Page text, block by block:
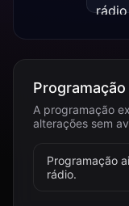
A programação
alterações sem
Programação
rádio.